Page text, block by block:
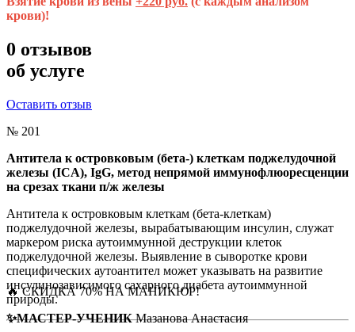
🔥 СКИДКА 70% НА МАНИКЮР!
✨МАСТЕР-УЧЕНИКМазанова Анастасия
крови)!
0 отзывов
об услуге
Оставить отзыв
№ 201
Антитела к островковым (бета-) клеткам поджелудочной
железы (ICA), IgG, метод непрямой иммунофлюоресценции
на срезах ткани п/ж железы
Антитела к островковым клеткам (бета-клеткам)
поджелудочной железы, вырабатывающим инсулин, служат
маркером риска аутоиммунной деструкции клеток
поджелудочной железы. Выявление в сыворотке крови
специфических аутоантител может указывать на развитие
инсулинозависимого сахарного диабета аутоиммунной
природы.